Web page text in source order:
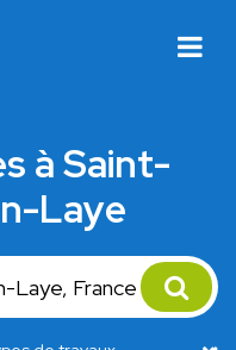
à Saint-
Laye